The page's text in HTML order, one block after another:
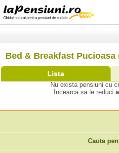
Bed & Breakfast Pucioasa
Lista
Nu exista pensiuni cu
Incearca sa le reduci
Cauta